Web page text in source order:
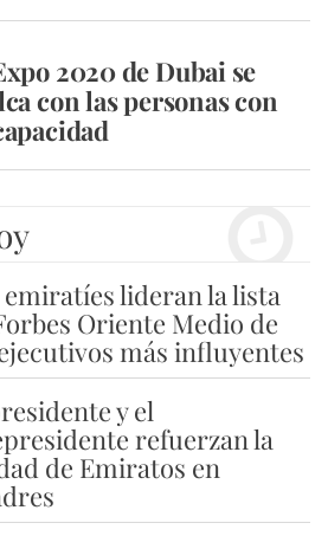
2020 de Dubai se
con las personas con
emiratíes lideran la lista
Oriente Medio de
más influyentes
y el
refuerzan la
de Emiratos en